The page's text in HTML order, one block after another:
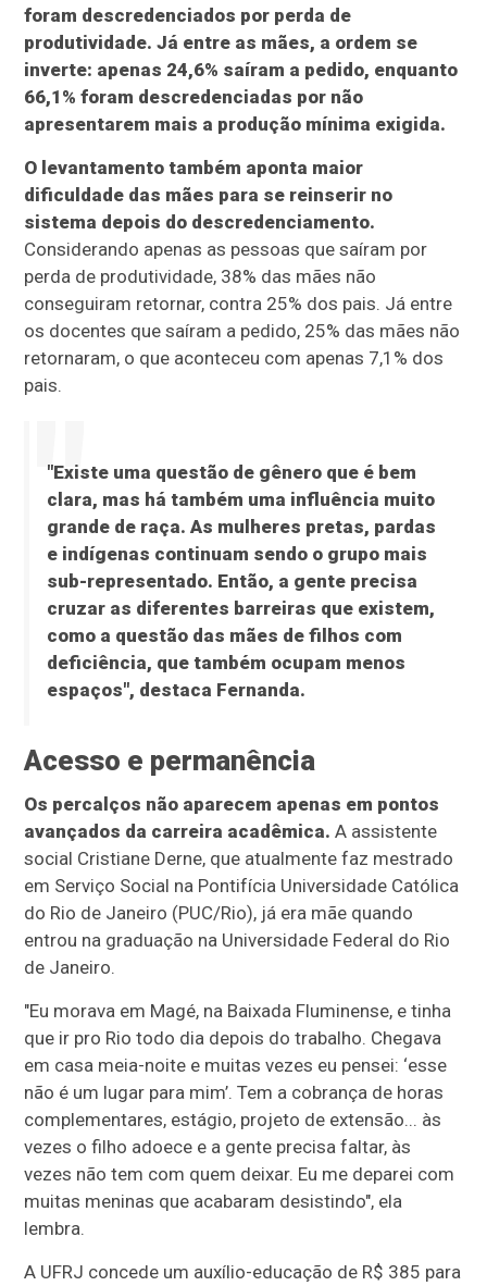
foram descredenciados por perda de
produtividade. Já entre as mães, a ordem se
inverte: apenas 24,6% saíram a pedido, enquanto
66,1% foram descredenciadas por não
apresentarem mais a produção mínima exigida.
O levantamento também aponta maior
dificuldade das mães para se reinserir no
sistema depois do descredenciamento.
Considerando apenas as pessoas que saíram por
perda de produtividade, 38% das mães não
conseguiram retornar, contra 25% dos pais. Já entre
os docentes que saíram a pedido, 25% das mães não
retornaram, o que aconteceu com apenas 7,1% dos
pais.
"Existe uma questão de gênero que é bem
clara, mas há também uma influência muito
grande de raça. As mulheres pretas, pardas
e indígenas continuam sendo o grupo mais
sub-representado. Então, a gente precisa
cruzar as diferentes barreiras que existem,
como a questão das mães de filhos com
deficiência, que também ocupam menos
espaços", destaca Fernanda.
Acesso e permanência
Os percalços não aparecem apenas em pontos
avançados da carreira acadêmica. A assistente
social Cristiane Derne, que atualmente faz mestrado
em Serviço Social na Pontifícia Universidade Católica
do Rio de Janeiro (PUC/Rio), já era mãe quando
entrou na graduação na Universidade Federal do Rio
de Janeiro.
"Eu morava em Magé, na Baixada Fluminense, e tinha
que ir pro Rio todo dia depois do trabalho. Chegava
em casa meia-noite e muitas vezes eu pensei: ‘esse
não é um lugar para mim’. Tem a cobrança de horas
complementares, estágio, projeto de extensão... às
vezes o filho adoece e a gente precisa faltar, às
vezes não tem com quem deixar. Eu me deparei com
muitas meninas que acabaram desistindo", ela
lembra.
A UFRJ concede um auxílio-educação de R$ 385 para